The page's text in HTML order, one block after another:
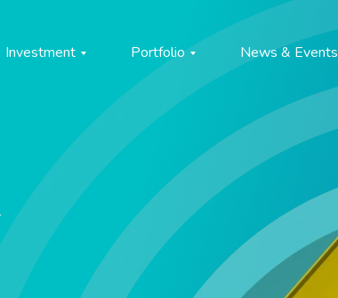
Investment Portfolio News & Events